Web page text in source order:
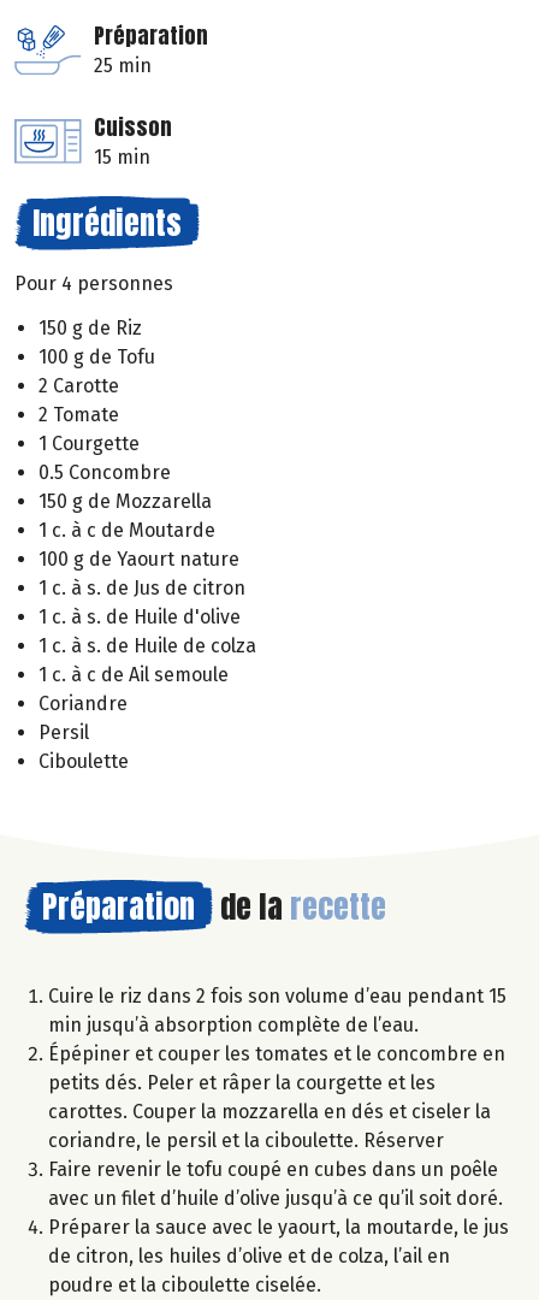
Préparation
25 min
Cuisson
15 min
Ingrédients
Pour 4 personnes
150 g de Riz
100 g de Tofu
2 Carotte
2 Tomate
1 Courgette
0.5 Concombre
150 g de Mozzarella
1 c. à c de Moutarde
100 g de Yaourt nature
1 c. à s. de Jus de citron
1 c. à s. de Huile d'olive
1 c. à s. de Huile de colza
1 c. à c de Ail semoule
Coriandre
Persil
Ciboulette
Préparation de la recette
Cuire le riz dans 2 fois son volume d’eau pendant 15
min jusqu’à absorption complète de l’eau.
Épépiner et couper les tomates et le concombre en
petits dés. Peler et râper la courgette et les
carottes. Couper la mozzarella en dés et ciseler la
coriandre, le persil et la ciboulette. Réserver
Faire revenir le tofu coupé en cubes dans un poêle
avec un filet d’huile d’olive jusqu’à ce qu’il soit doré.
Préparer la sauce avec le yaourt, la moutarde, le jus
de citron, les huiles d’olive et de colza, l’ail en
poudre et la ciboulette ciselée.